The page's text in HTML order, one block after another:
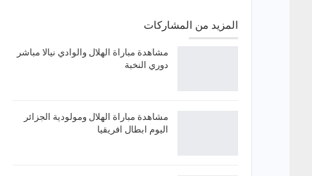
المزيد من المشاركات
مشاهدة مباراة الهلال والوادي نيالا مباشر
دوري النخبة
مشاهدة مباراة الهلال ومولودية الجزائر
اليوم ابطال افريقيا